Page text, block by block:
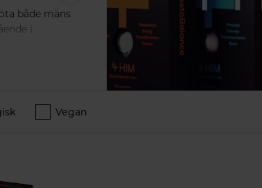
både mäns
i
och
del av varje
Vegan